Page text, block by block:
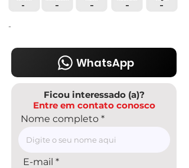
-
-
- - -
-
WhatsApp
Ficou interessado (a)?
Entre em contato conosco
Nome completo
E-mail